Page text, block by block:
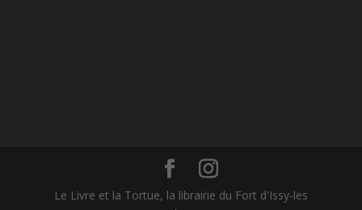
Le Livre et la Tortue, la librairie du Fort d'Issy-les